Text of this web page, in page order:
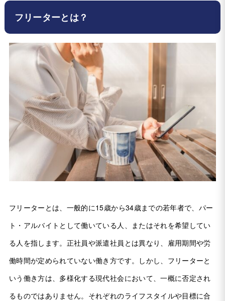
フリーターとは？
フリーターとは、一般的に15歳から34歳までの若年者で、パー
ト・アルバイトとして働いている人、またはそれを希望してい
る人を指します。正社員や派遣社員とは異なり、雇用期間や労
働時間が定められていない働き方です。しかし、フリーターと
いう働き方は、多様化する現代社会において、一概に否定され
るものではありません。それぞれのライフスタイルや目標に合